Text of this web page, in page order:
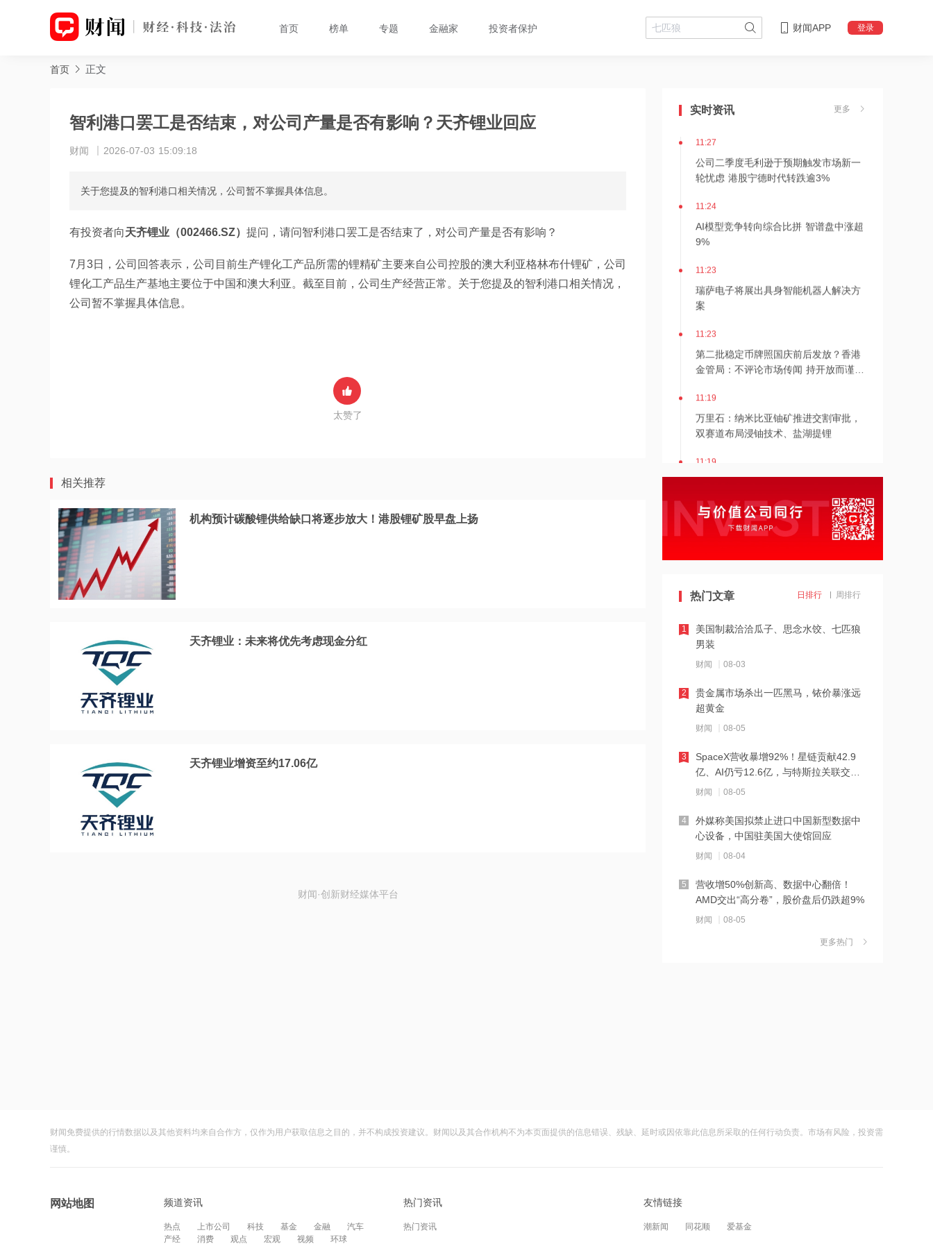
首页 榜单 专题 金融家 投资者保护 财闻APP 登录
首页 正文
智利港口罢工是否结束，对公司产量是否有影响？天齐锂业回应
财闻 2026-07-03 15:09:18
关于您提及的智利港口相关情况，公司暂不掌握具体信息。
有投资者向天齐锂业（002466.SZ） 提问，请问智利港口罢工是否结束了，对公司产量是否有影响？
7月3日，公司回答表示，公司目前生产锂化工产品所需的锂精矿主要来自公司控股的澳大利亚格林布什锂矿，公司
锂化工产品生产基地主要位于中国和澳大利亚。截至目前，公司生产经营正常。关于您提及的智利港口相关情况，
公司暂不掌握具体信息。
太赞了
相关推荐
机构预计碳酸锂供给缺口将逐步放大！港股锂矿股早盘上扬
天齐锂业：未来将优先考虑现金分红
天齐锂业增资至约17.06亿
财闻·创新财经媒体平台
实时资讯 更多
泰国产能落地叠加首期股权激励落地
11:27
公司二季度毛利逊于预期触发市场新一
轮忧虑 港股宁德时代转跌逾3%
11:24
AI模型竞争转向综合比拼 智谱盘中涨超
9%
11:23
瑞萨电子将展出具身智能机器人解决方
案
11:23
第二批稳定币牌照国庆前后发放？香港
金管局：不评论市场传闻 持开放而谨慎
11:19
万里石：纳米比亚铀矿推进交割审批，
双赛道布局浸铀技术、盐湖提锂
11:19
和顺科技：高端碳纤维完成试产送检航
11:19
英唐智控：加码车载光学与光通信硬
仅11股砸出30%跌停！SK海力士再度上
爆仓
11:19
医药商业板块盘中拉升，人民同泰、合
11:18
百润股份：威士忌斩获多项国际大奖，
11:18
电魂网络成立动漫公司
11:17
中环领先、中环海河基金等成立新材料
11:17
盛剑科技新设子公司，注册资本3000万
宏科技将成为直接受益者
11:12
热门文章 日排行 周排行
美国制裁洽洽瓜子、思念水饺、七匹狼
男装
财闻 08-03
1
贵金属市场杀出一匹黑马，铱价暴涨远
超黄金
财闻 08-05
2
SpaceX营收暴增92%！星链贡献42.9
亿、AI仍亏12.6亿，与特斯拉关联交易
曝光
财闻 08-05
3
外媒称美国拟禁止进口中国新型数据中
心设备，中国驻美国大使馆回应
财闻 08-04
4
营收增50%创新高、数据中心翻倍！
AMD交出“高分卷”，股价盘后仍跌超9%
财闻 08-05
5
财闻早知道丨道指标普创历史新高
DeepSeek又打赢了价格战
财闻 08-05
更多热门
财闻免费提供的行情数据以及其他资料均来自合作方，仅作为用户获取信息之目的，并不构成投资建议。财闻以及其合作机构不为本页面提供的信息错误、残缺、延时或因依靠此信息所采取的任何行动负责。市场有风险，投资需
谨慎。
网站地图 频道资讯
热点 上市公司 科技 基金 金融
汽车
产经
消费 观点 宏观 视频 环球
热门资讯
热门资讯
友情链接
潮新闻 同花顺 爱基金